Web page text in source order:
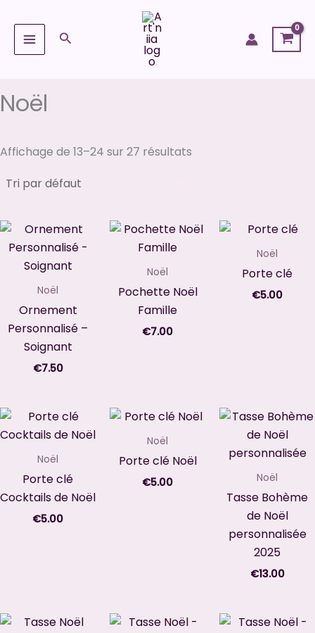
contenu
Rechercher
Noël
Affichage de 13–24 sur 27 résultats
Noël
Ornement
Personnalisé –
Soignant
€7.50
Noël
Pochette Noël
Famille
€7.00
Noël
Porte clé
€5.00
Noël
Porte clé
Cocktails de Noël
€5.00
Noël
Porte clé Noël
€5.00 Noël
Tasse Bohème
de Noël
personnalisée
2025
€13.00